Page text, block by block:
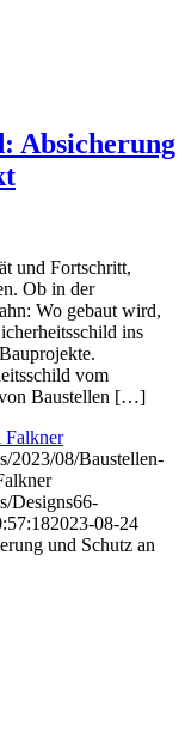
Absicherung
und Fortschritt,
Ob in der
Wo gebaut wird,
ins
vom
Baustellen […]
Falkner
2023/08/Baustellen-
Designs66-
2023-08-24
und Schutz an